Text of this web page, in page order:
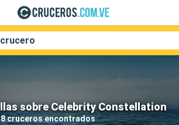
sobre Celebrity Constellation
8 cruceros encontrados